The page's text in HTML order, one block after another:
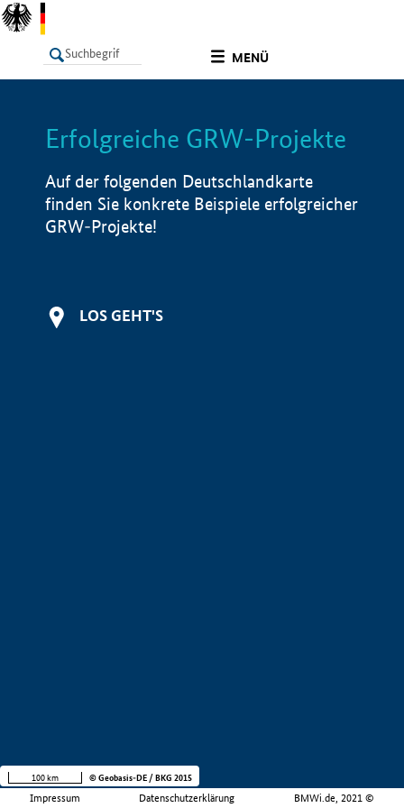
MENÜ
LISTE Info
Erfolgreiche GRW-Projekte
Auf der folgenden Deutschlandkarte
finden Sie konkrete Beispiele erfolgreicher
GRW-Projekte!
LOS GEHT'S
Impressum Datenschutzerklärung BMWi.de, 2021 ©
100 km © Geobasis-DE / BKG 2015